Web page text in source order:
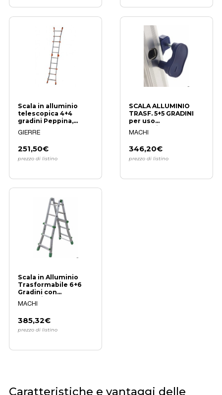
Scala in alluminio
telescopica 4+4
gradini Peppina,
GIERRE
251,50€
prezzo di listino
SCALA ALLUMINIO
TRASF. 5+5 GRADINI
per uso
professionale e
domestico
MACHI
346,20€
prezzo di listino
Scala in Alluminio
Trasformabile 6+6
Gradini con
protezione
anticaduta
MACHI
385,32€
prezzo di listino
Caratteristiche e vantaggi delle